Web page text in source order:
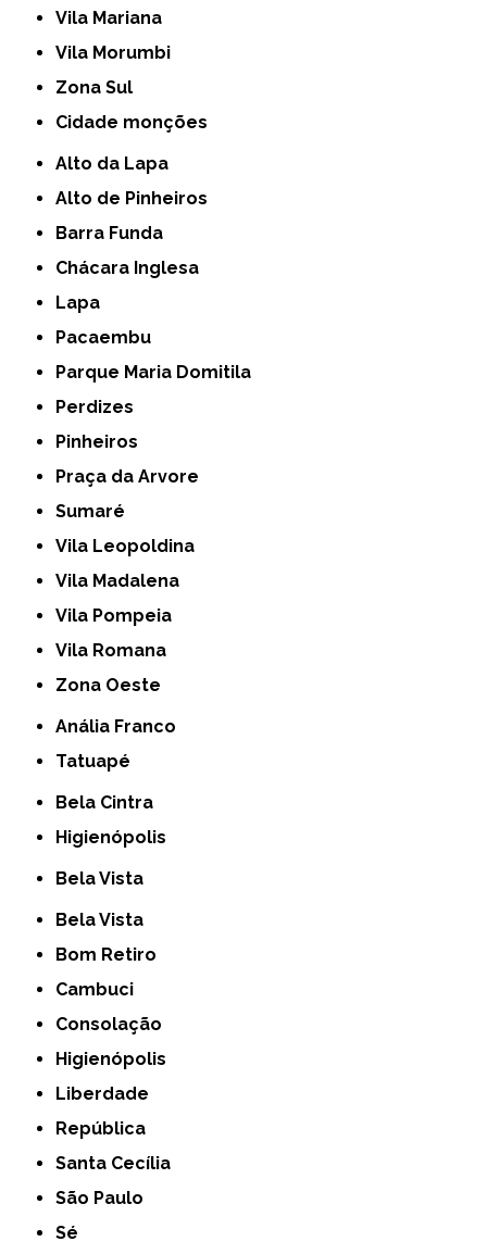
Vila Mariana
Vila Morumbi
Zona Sul
cidade monções
Alto da Lapa
Alto de Pinheiros
Barra Funda
Chácara Inglesa
Lapa
Pacaembu
Parque Maria Domitila
Perdizes
Pinheiros
Praça da Arvore
Sumaré
Vila Leopoldina
Vila Madalena
Vila Pompeia
Vila Romana
Zona Oeste
Anália Franco
Tatuapé
Bela Cintra
Higienópolis
Bela Vista
Bela Vista
Bom Retiro
Cambuci
Consolação
Higienópolis
Liberdade
República
Santa Cecília
São Paulo
Sé